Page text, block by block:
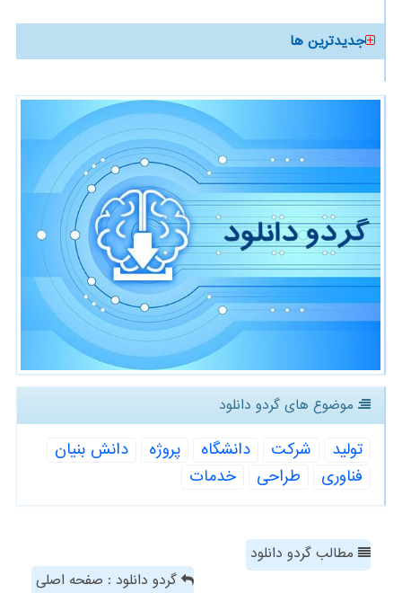
جدیدترین ها
موضوع های گردو دانلود
تولید شركت دانشگاه پروژه
دانش بنیان
فناوری
طراحی خدمات
مطالب گردو دانلود
گردو دانلود : صفحه اصلی